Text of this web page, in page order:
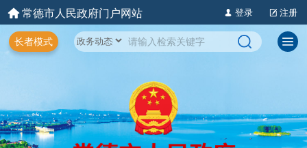
常德市人民政府门户网站 登录 注册
长者模式